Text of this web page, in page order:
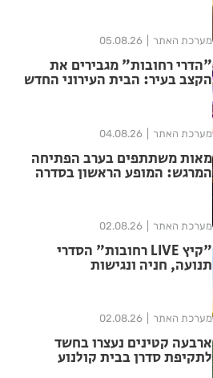
מערכת האתר 05.08.26
"הדרי רחובות" מגבירים את
הקצב בעיר: הבית העירוני החדש
מערכת האתר 04.08.26
מאות משתתפים בערב הפתיחה
המרגש: המופע הראשון בסדרה
מערכת האתר 02.08.26
"קיץ LIVE רחובות" הסדרי
תנועה, חניה ונגישות
מערכת האתר 02.08.26
ארבעה קטינים נעצרו בחשד
לתקיפת סדרן בבית קולנוע